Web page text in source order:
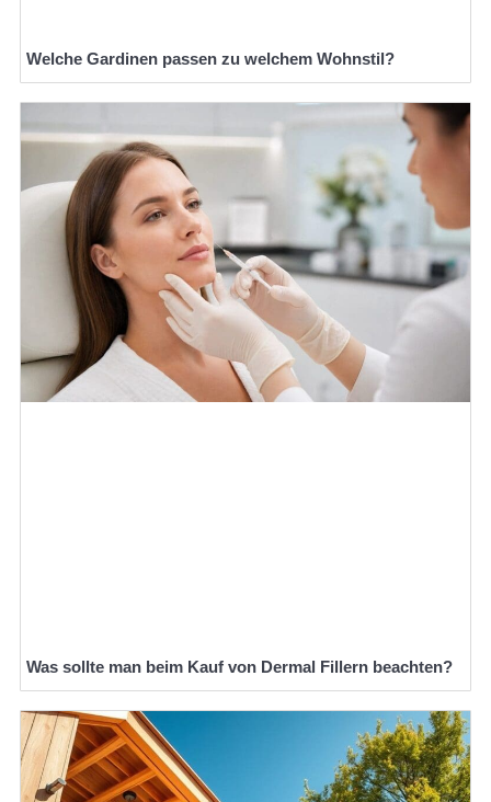
Welche Gardinen passen zu welchem Wohnstil?
Was sollte man beim Kauf von Dermal Fillern beachten?